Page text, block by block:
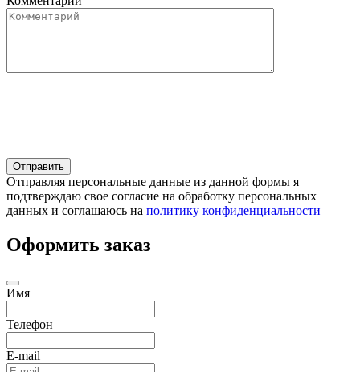
Отправляя персональные данные из данной формы я
подтверждаю свое согласие на обработку персональных
данных и соглашаюсь на политику конфиденциальности
Оформить заказ
Имя
Телефон
E-mail